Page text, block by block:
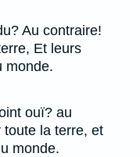
Au contraire!
Et leurs
monde.
ouï? au
la terre, et
monde.